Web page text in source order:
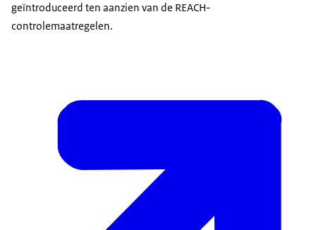
geïntroduceerd ten aanzien van de REACH-
controlemaatregelen.